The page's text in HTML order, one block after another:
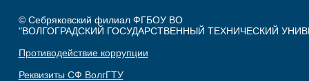
© Себряковский филиал ФГБОУ ВО
"ВОЛГОГРАДСКИЙ ГОСУДАРСТВЕННЫЙ ТЕХНИЧЕСКИЙ
Противодействие коррупции
Реквизиты СФ ВолгГТУ